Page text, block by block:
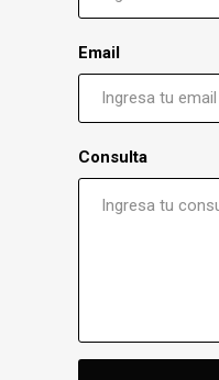
Email
Consulta